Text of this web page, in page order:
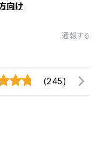
向け
通報する
(245)